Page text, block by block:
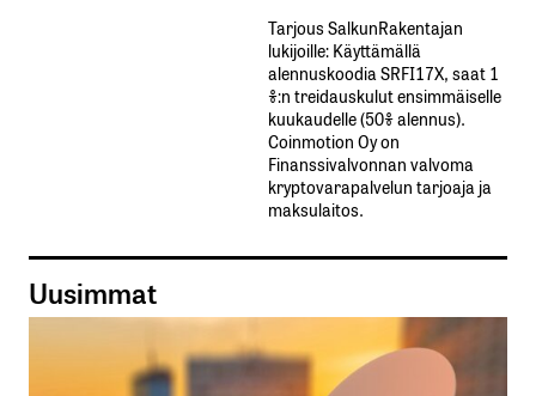
Tarjous SalkunRakentajan
lukijoille: Käyttämällä​ ​
alennuskoodia​ ​SRFI17X,​ ​saat​ ​1
%:n treidauskulut​ ​ensimmäiselle​ ​
kuukaudelle​ ​(50%​ ​alennus).
Coinmotion Oy on
Finanssivalvonnan valvoma
kryptovarapalvelun tarjoaja ja
maksulaitos.
Uusimmat